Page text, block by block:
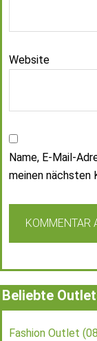
Website
Name, E-Mail-
meinen nächsten
Beliebte
Fashion Outlet